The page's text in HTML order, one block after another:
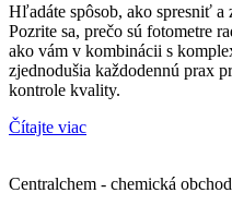
Hľadáte spôsob, ako spresniť
Pozrite sa, prečo sú fotometre
ako vám v kombinácii s
zjednodušia každodennú prax
kontrole kvality.
Čítajte viac
Centralchem - chemická